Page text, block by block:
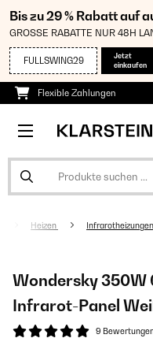
Bis zu 29 % Rabatt auf
GROSSE RABATTE NUR 48H
FULLSWING29
Jetzt
einkaufen
Flexible Zahlungen
Heizen Infrarotheizungen
Wondersky 350W
Infrarot-Panel​​
9